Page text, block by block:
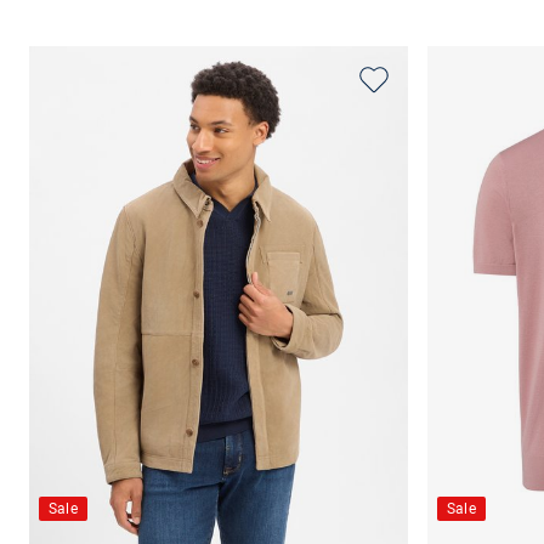
Sale Sale